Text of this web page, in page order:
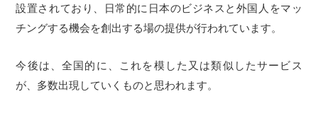
設置されており、日常的に日本のビジネスと外国人をマッ
チングする機会を創出する場の提供が行われています。
今後は、全国的に、これを模した又は類似したサービス
が、多数出現していくものと思われます。